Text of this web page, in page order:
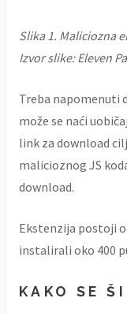
Slika 1. Maliciozna
Izvor slike: Eleven
Treba napomenuti
može se naći
link za download
malicioznog JS
download.
Ekstenzija postoji
instalirali oko 400
KAKO SE